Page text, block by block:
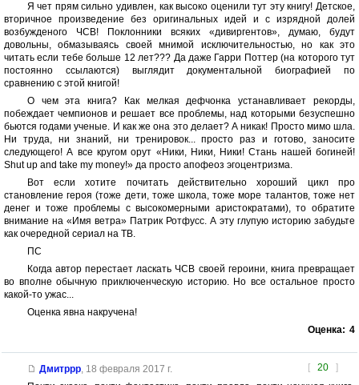
Я чет прям сильно удивлен, как высоко оценили тут эту книгу! Детское,
вторичное произведение без оригинальных идей и с изрядной долей
возбужденого ЧСВ! Поклонники всяких «дивиргентов», думаю, будут
довольны, обмазываясь своей мнимой исключительностью, но как это
читать если тебе больше 12 лет??? Да даже Гарри Поттер (на которого тут
постоянно ссылаются) выглядит документальной биографией по
сравнению с этой книгой!
О чем эта книга? Как мелкая дефчонка устанавливает рекорды,
побеждает чемпионов и решает все проблемы, над которыми безуспешно
бьются годами ученые. И как же она это делает? А никак! Просто мимо шла.
Ни труда, ни знаний, ни тренировок... просто раз и готово, заносите
следующего! А все кругом орут «Ники, Ники, Ники! Стань нашей богиней!
Shut up and take my money!» да просто апофеоз эгоцентризма.
Вот если хотите почитать действительно хороший цикл про
становление героя (тоже дети, тоже школа, тоже море талантов, тоже нет
денег и тоже проблемы с высокомерными аристократами), то обратите
внимание на «Имя ветра» Патрик Ротфусс. А эту глупую историю забудьте
как очередной сериал на ТВ.
ПС
Когда автор перестает ласкать ЧСВ своей героини, книга превращает
во вполне обычную приключенческую историю. Но все остальное просто
какой-то ужас...
Оценка явна накручена!
Оценка: 4
[ 20 ]
Дмитррр, 18 февраля 2017 г.